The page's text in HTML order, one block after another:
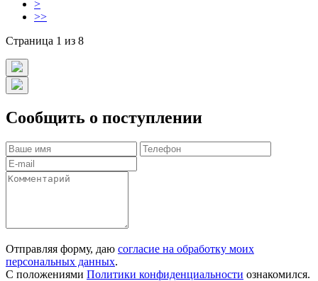
>
>>
Страница 1 из 8
Сообщить о поступлении
Отправляя форму, даю согласие на обработку моих
персональных данных.
С положениями Политики конфиденциальности ознакомился.